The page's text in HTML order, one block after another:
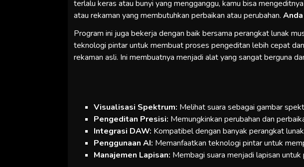
terlalu keras atau bunyi yang mengganggu, kamu bisa
atau rekaman yang membutuhkan perbaikan atau perubahan.
Program ini juga bekerja dengan baik bersama perangkat lunak
teknologi pintar untuk membuat proses pengeditan lebih cepat
rekaman asli. Ini membuatnya menjadi alat yang sangat berguna
Visualisasi Spektrum: Melihat suara sebagai gambar
Pengeditan Presisi: Memungkinkan perubahan dan
Integrasi DAW: Kompatibel dengan banyak perangkat
Penggunaan AI: Memanfaatkan teknologi pintar untuk
Manajemen Lapisan: Membagi suara menjadi lapisan